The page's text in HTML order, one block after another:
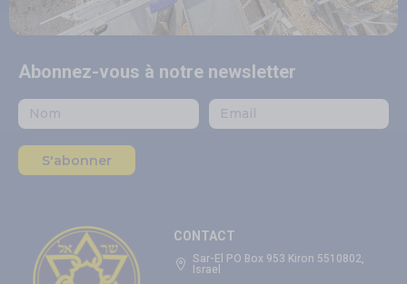
Abonnez-vous à notre newsletter
S'abonner
CONTACT
Sar-El PO Box 953 Kiron 5510802,
Israel